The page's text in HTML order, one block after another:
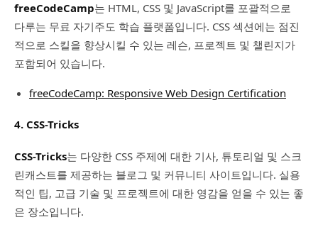
freeCodeCamp는 HTML, CSS 및 JavaScript를 포괄적으로
다루는 무료 자기주도 학습 플랫폼입니다. CSS 섹션에는 점진
적으로 스킬을 향상시킬 수 있는 레슨, 프로젝트 및 챌린지가
포함되어 있습니다.
freeCodeCamp: Responsive Web Design Certification
4. CSS-Tricks
CSS-Tricks는 다양한 CSS 주제에 대한 기사, 튜토리얼 및 스크
린캐스트를 제공하는 블로그 및 커뮤니티 사이트입니다. 실용
적인 팁, 고급 기술 및 프로젝트에 대한 영감을 얻을 수 있는 좋
은 장소입니다.